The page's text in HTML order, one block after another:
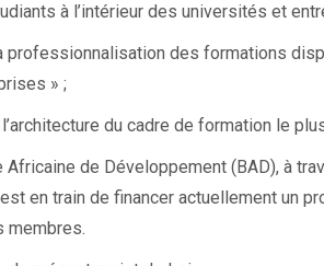
à l’intérieur des universités et
professionnalisation des formations
» ;
du cadre de formation le
Africaine de Développement (BAD), à
en train de financer actuellement un
membres.